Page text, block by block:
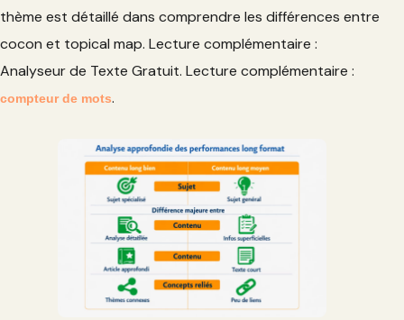
thème est détaillé dans comprendre les différences entre
cocon et topical map. Lecture complémentaire :
Analyseur de Texte Gratuit. Lecture complémentaire :
compteur de mots.